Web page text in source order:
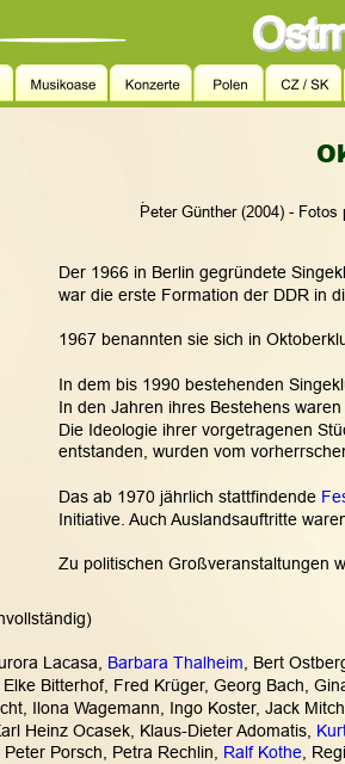
Peter Günther (2004) -
.
Der 1966 in Berlin gegründete
war die erste Formation der DDR in
1967 benannten sie sich in
In dem bis 1990 bestehenden
In den Jahren ihres Bestehens
Die Ideologie ihrer vorgetragenen
entstanden, wurden vom
Das ab 1970 jährlich stattfindende
Initiative. Auch Auslandsauftritte
Zu politischen Großveranstaltungen
Lacasa, Barbara Thalheim, Bert
Bitterhof, Fred Krüger, Georg Bach,
Ilona Wagemann, Ingo Koster, Jack
Heinz Ocasek, Klaus-Dieter Adomatis,
Porsch, Petra Rechlin, Ralf Kothe,